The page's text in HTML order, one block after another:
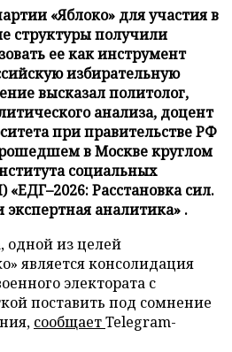
«Яблоко» для участия в
структуры получили
ее как инструмент
избирательную
высказал политолог,
анализа, доцент
при правительстве РФ
в Москве круглом
социальных
Расстановка сил.
аналитика» .
одной из целей
является консолидация
электората с
поставить под сомнение
сообщаетTelegram-